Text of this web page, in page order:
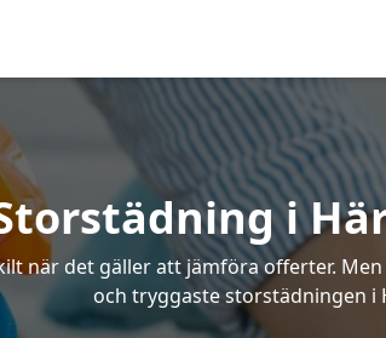
i
när det gäller att jämföra offerter.
och tryggaste storstädningen i